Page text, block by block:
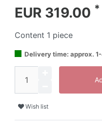
EUR 319.00 *
Content 1 piece
Delivery time: approx.
Wish list